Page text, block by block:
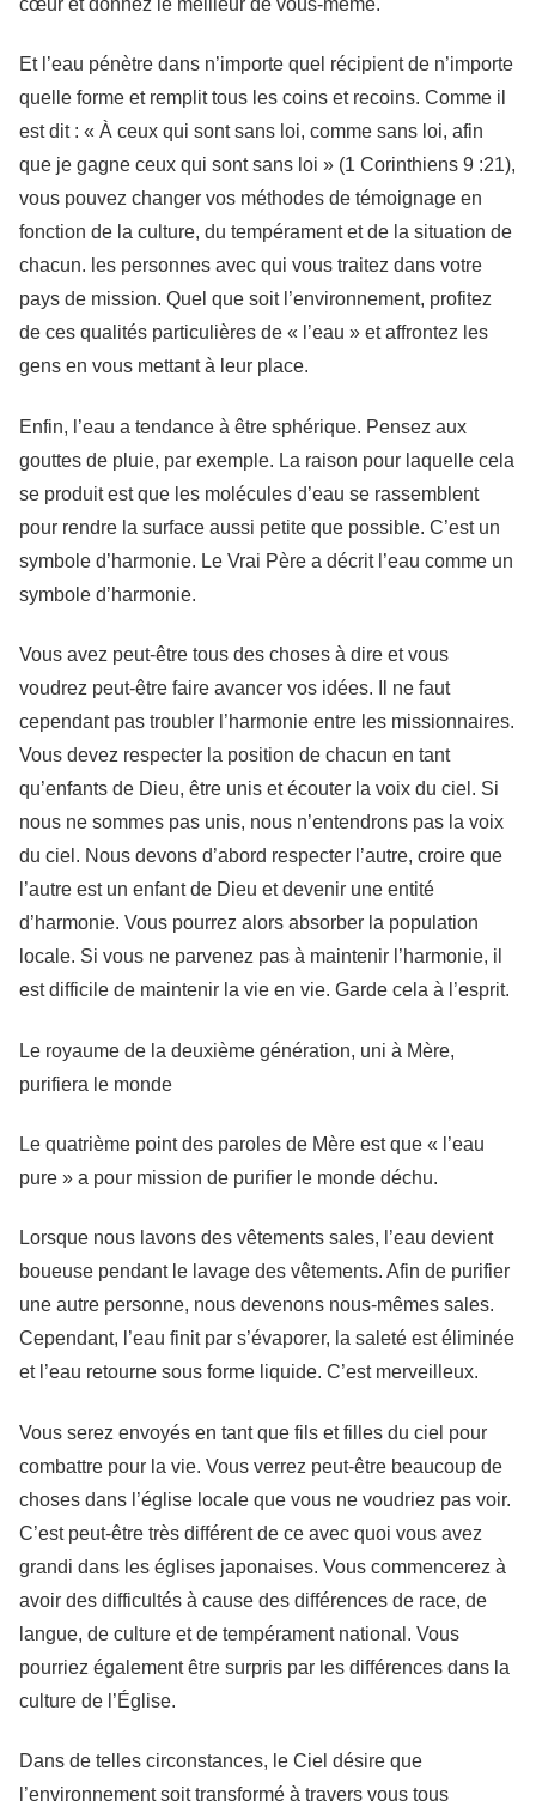
cœur et donnez le meilleur de vous-même.
Et l’eau pénètre dans n’importe quel récipient de n’importe
quelle forme et remplit tous les coins et recoins. Comme il
est dit : « À ceux qui sont sans loi, comme sans loi, afin
que je gagne ceux qui sont sans loi » (1 Corinthiens 9 :21),
vous pouvez changer vos méthodes de témoignage en
fonction de la culture, du tempérament et de la situation de
chacun. les personnes avec qui vous traitez dans votre
pays de mission. Quel que soit l’environnement, profitez
de ces qualités particulières de « l’eau » et affrontez les
gens en vous mettant à leur place.
Enfin, l’eau a tendance à être sphérique. Pensez aux
gouttes de pluie, par exemple. La raison pour laquelle cela
se produit est que les molécules d’eau se rassemblent
pour rendre la surface aussi petite que possible. C’est un
symbole d’harmonie. Le Vrai Père a décrit l’eau comme un
symbole d’harmonie.
Vous avez peut-être tous des choses à dire et vous
voudrez peut-être faire avancer vos idées. Il ne faut
cependant pas troubler l’harmonie entre les missionnaires.
Vous devez respecter la position de chacun en tant
qu’enfants de Dieu, être unis et écouter la voix du ciel. Si
nous ne sommes pas unis, nous n’entendrons pas la voix
du ciel. Nous devons d’abord respecter l’autre, croire que
l’autre est un enfant de Dieu et devenir une entité
d’harmonie. Vous pourrez alors absorber la population
locale. Si vous ne parvenez pas à maintenir l’harmonie, il
est difficile de maintenir la vie en vie. Garde cela à l’esprit.
Le royaume de la deuxième génération, uni à Mère,
purifiera le monde
Le quatrième point des paroles de Mère est que « l’eau
pure » a pour mission de purifier le monde déchu.
Lorsque nous lavons des vêtements sales, l’eau devient
boueuse pendant le lavage des vêtements. Afin de purifier
une autre personne, nous devenons nous-mêmes sales.
Cependant, l’eau finit par s’évaporer, la saleté est éliminée
et l’eau retourne sous forme liquide. C’est merveilleux.
Vous serez envoyés en tant que fils et filles du ciel pour
combattre pour la vie. Vous verrez peut-être beaucoup de
choses dans l’église locale que vous ne voudriez pas voir.
C’est peut-être très différent de ce avec quoi vous avez
grandi dans les églises japonaises. Vous commencerez à
avoir des difficultés à cause des différences de race, de
langue, de culture et de tempérament national. Vous
pourriez également être surpris par les différences dans la
culture de l’Église.
Dans de telles circonstances, le Ciel désire que
l’environnement soit transformé à travers vous tous